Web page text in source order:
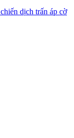
chiến dịch trấn áp cờ